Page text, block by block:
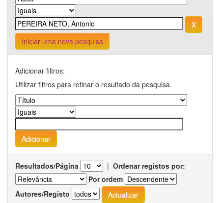
Iniciar uma nova pesquisa
Adicionar filtros:
Utilizar filtros para refinar o resultado da pesquisa.
Resultados/Página | Ordenar registos por:
Por ordem
Autores/Registo